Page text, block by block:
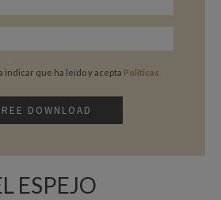
indicar que ha leído y acepta Politicas
ESPEJO